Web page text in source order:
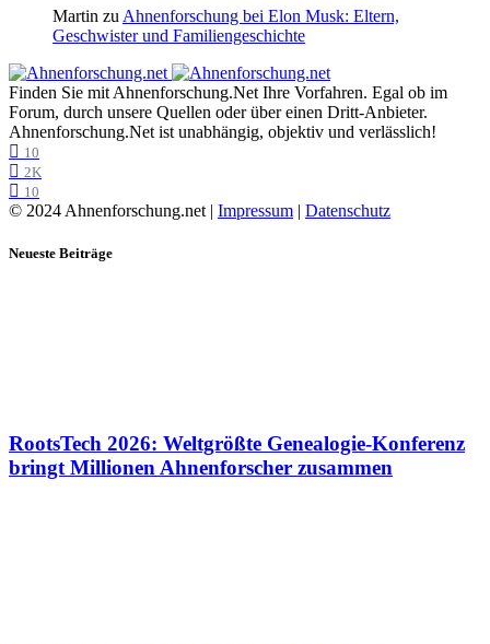
Martin zu Ahnenforschung bei Elon Musk: Eltern,
Geschwister und Familiengeschichte
Finden Sie mit Ahnenforschung.Net Ihre Vorfahren. Egal ob im
Forum, durch unsere Quellen oder über einen Dritt-Anbieter.
Ahnenforschung.Net ist unabhängig, objektiv und verlässlich!
10
2K
10
© 2024 Ahnenforschung.net | Impressum | Datenschutz
Neueste Beiträge
RootsTech 2026: Weltgrößte Genealogie-Konferenz
bringt Millionen Ahnenforscher zusammen